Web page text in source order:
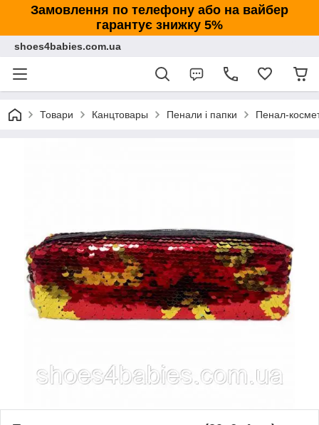
Замовлення по телефону або на вайбер
гарантує знижку 5%
shoes4babies.com.ua
Товари Канцтовары Пенали і папки Пенал-